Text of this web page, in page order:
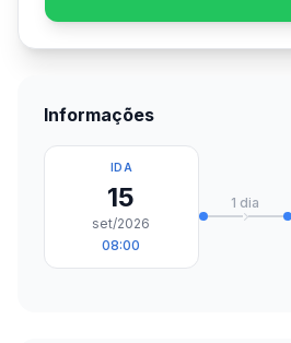
Informações
IDA
15
set/2026
08:00
1 dia